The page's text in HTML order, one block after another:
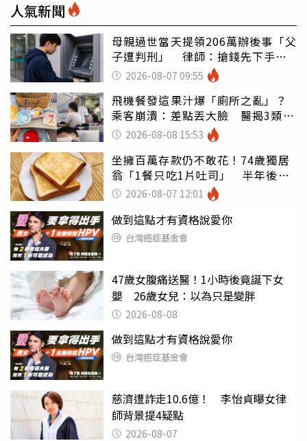
人氣新聞
母親過世當天提領206萬辦後事「父
子遭判刑」 律師：搶錢先下手是
罪 2026-08-07 09:55
飛機餐發這果汁爆「廁所之亂」？
乘客崩潰：差點丟大臉 醫揭3類人
別亂喝
2026-08-08 15:53
坐擁百萬存款仍不敢花！74歲獨居
翁「1餐只吃1片吐司」 半年後暴
瘦嚇壞女兒
2026-08-07 12:01
做到這點才有資格說愛你
台灣癌症基金會
47歲女腹痛送醫！1小時後竟誕下女
嬰 26歲女兒：以為只是變胖
2026-08-08
做到這點才有資格說愛你
台灣癌症基金會
慈濟遭詐走10.6億！ 李怡貞曝女律
師背景提4疑點
2026-08-07